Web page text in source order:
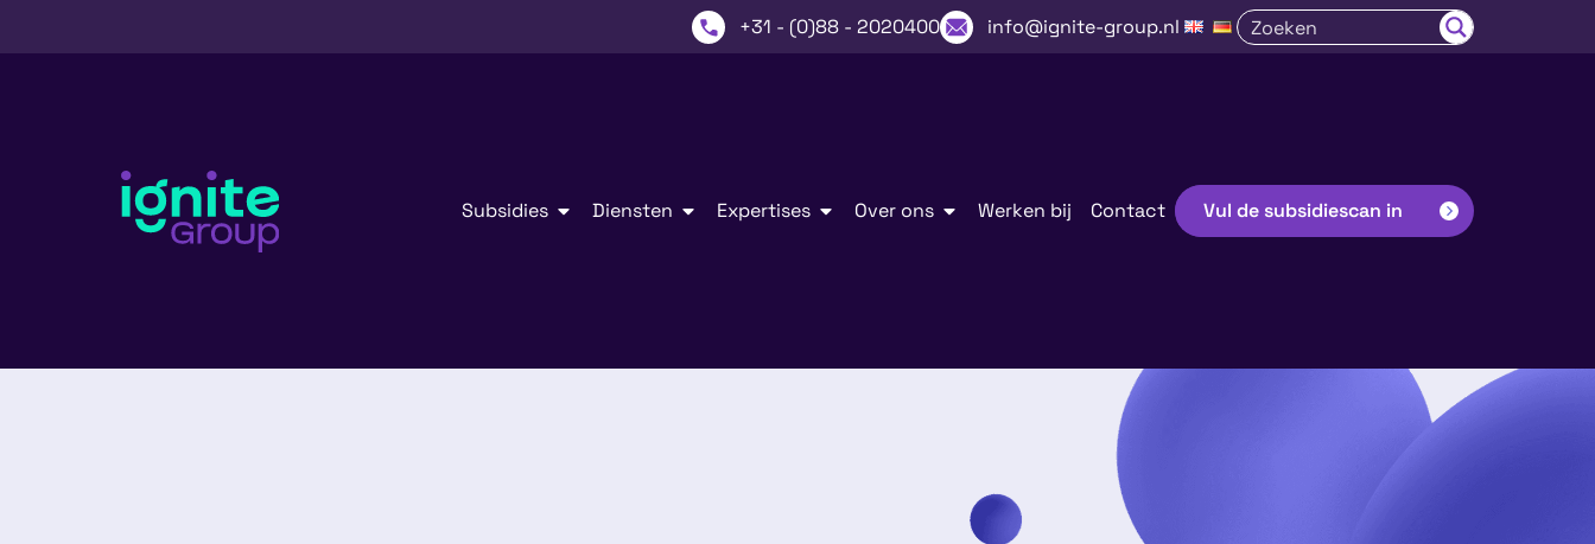
+31 - (0)88 - 2020400 info@ignite-group.nl
Subsidies Diensten Expertises Over ons Werken bij Contact Vul de subsidiescan in